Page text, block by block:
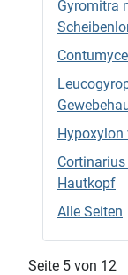
Gyromitra
Hypoxylon
Hautkopf
Alle Seiten
Seite 5 von 12